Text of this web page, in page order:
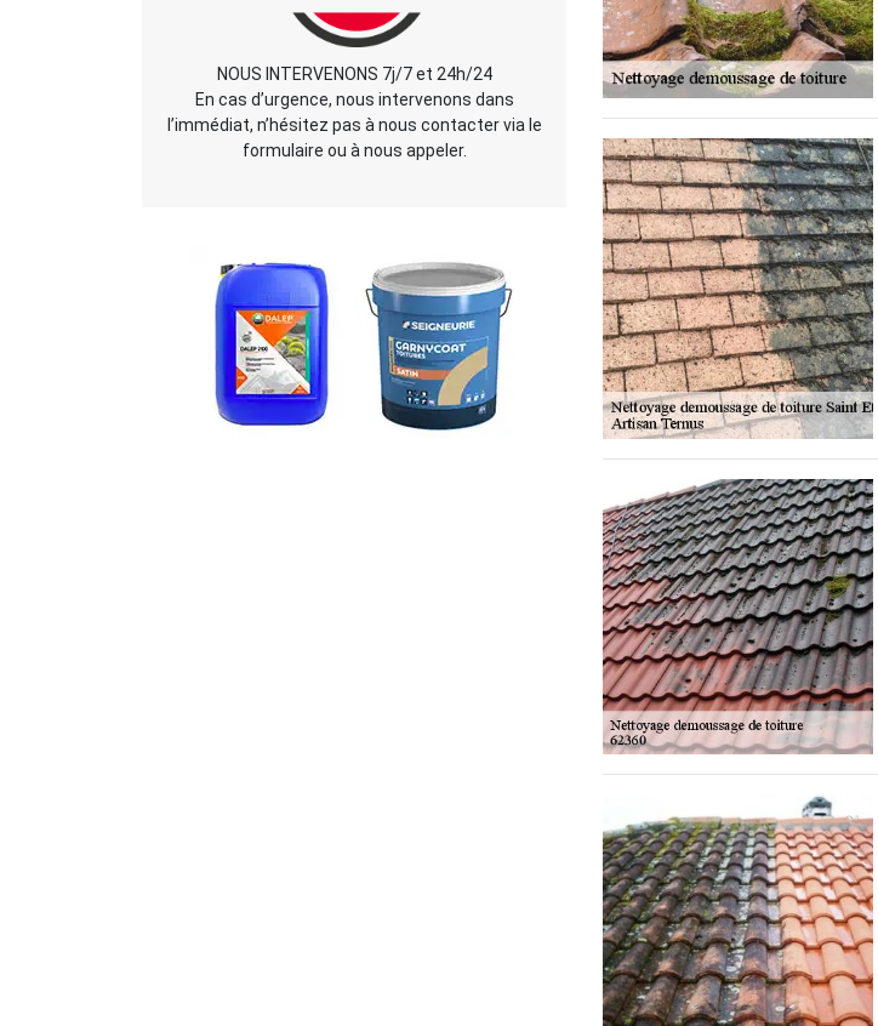
NOUS INTERVENONS 7j/7 et 24h/24
En cas d’urgence, nous intervenons dans
l’immédiat, n’hésitez pas à nous contacter via le
formulaire ou à nous appeler.